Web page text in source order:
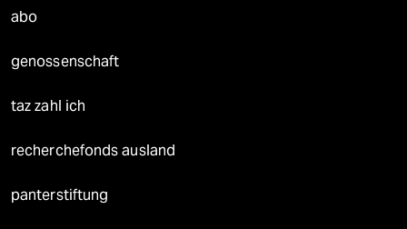
abo
genossenschaft
taz zahl ich
recherchefonds ausland
panterstiftung